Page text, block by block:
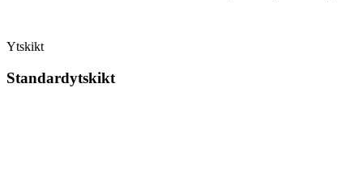
Ytskikt
Standardytskikt